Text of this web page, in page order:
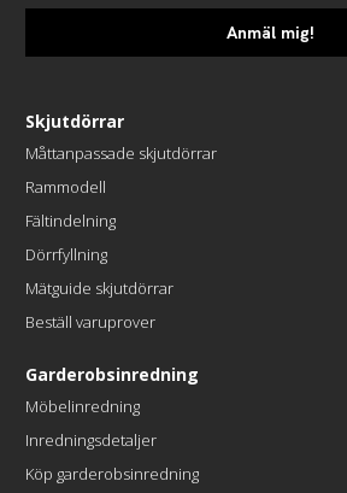
Anmäl mig!
Skjutdörrar
Måttanpassade skjutdörrar
Rammodell
Fältindelning
Dörrfyllning
Mätguide skjutdörrar
Beställ varuprover
Garderobsinredning
Möbelinredning
Inredningsdetaljer
Köp garderobsinredning